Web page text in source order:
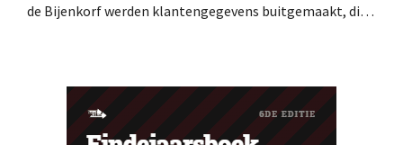
de Bijenkorf werden klantengegevens buitgemaakt, die